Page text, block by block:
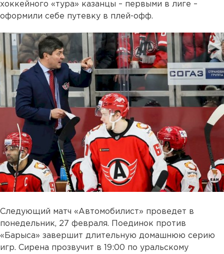
хоккейного «тура» казанцы – первыми в лиге –
оформили себе путевку в плей-офф.
Следующий матч «Автомобилист» проведет в
понедельник, 27 февраля. Поединок против
«Барыса» завершит длительную домашнюю серию
игр. Сирена прозвучит в 19:00 по уральскому